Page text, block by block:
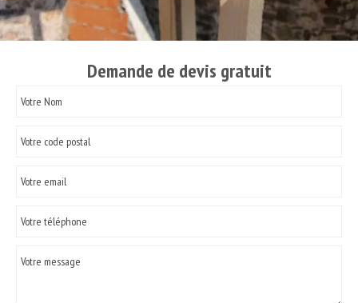
Demande de devis gratuit